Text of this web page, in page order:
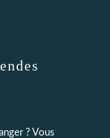
? Vous